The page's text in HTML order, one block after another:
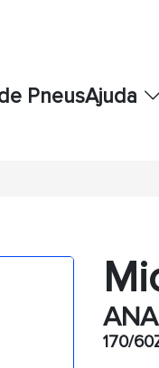
PneusAjuda
170/